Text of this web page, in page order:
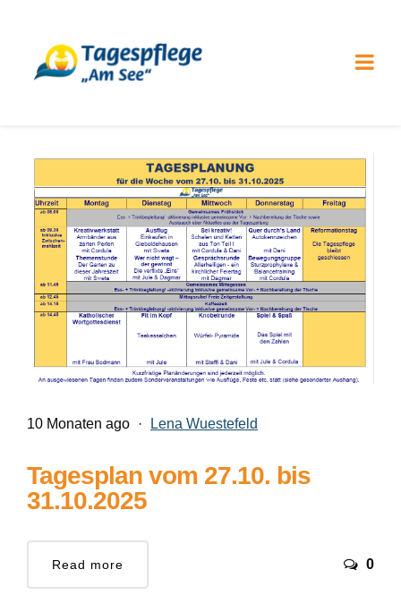
10 Monaten ago · Lena Wuestefeld
Tagesplan vom 27.10. bis
31.10.2025
Read more 0